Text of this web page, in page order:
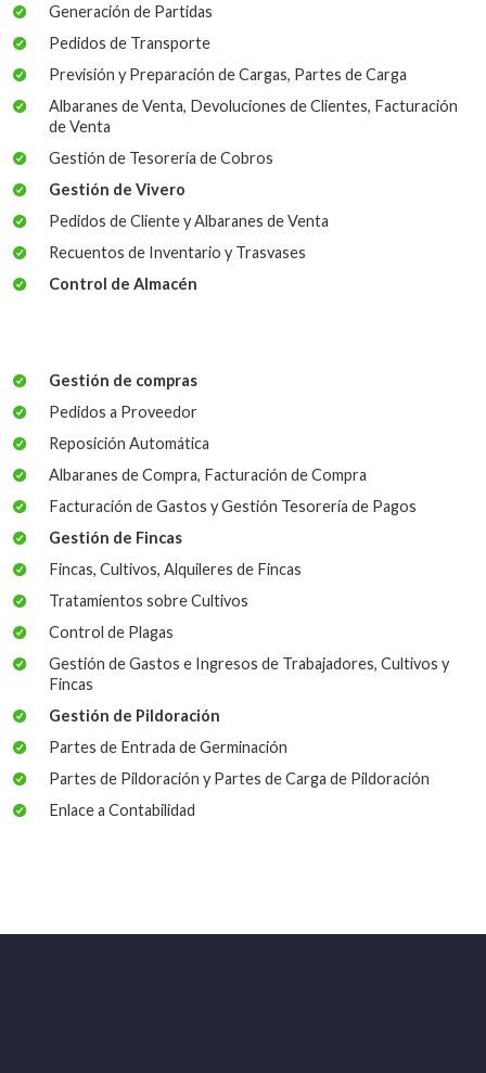
Generación de Partidas
Pedidos de Transporte
Previsión y Preparación de Cargas, Partes de Carga
Albaranes de Venta, Devoluciones de Clientes, Facturación
de Venta
Gestión de Tesorería de Cobros
Gestión de Vivero
Pedidos de Cliente y Albaranes de Venta
Recuentos de Inventario y Trasvases
Control de Almacén
Gestión de compras
Pedidos a Proveedor
Reposición Automática
Albaranes de Compra, Facturación de Compra
Facturación de Gastos y Gestión Tesorería de Pagos
Gestión de Fincas
Fincas, Cultivos, Alquileres de Fincas
Tratamientos sobre Cultivos
Control de Plagas
Gestión de Gastos e Ingresos de Trabajadores, Cultivos y
Fincas
Gestión de Pildoración
Partes de Entrada de Germinación
Partes de Pildoración y Partes de Carga de Pildoración
Enlace a Contabilidad